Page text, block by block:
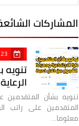
المشاركات
23 فبراير 2023
تنويه بشأن المتقدمين
معلوما…